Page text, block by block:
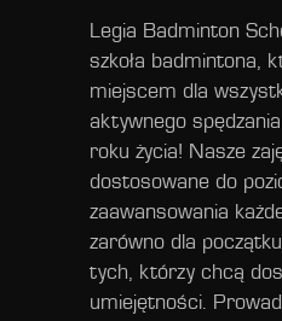
Legia Badminton
szkoła badmintona,
miejscem dla
aktywnego
roku życia! Nasze
dostosowane do
zaawansowania
zarówno dla
tych, którzy chcą
umiejętności.